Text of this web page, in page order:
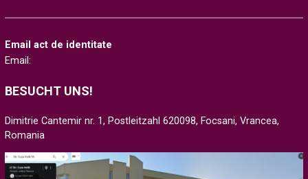
Email act de identitate
Email:
BESUCHT UNS!
Dimitrie Cantemir nr. 1, Postleitzahl 620098, Focsani, Vrancea,
Romania